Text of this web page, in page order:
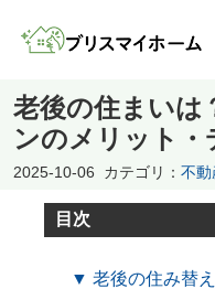
老後の住まいは
ンのメリット
2025-10-06 カテゴリ： 不動
目次
▼ 老後の住み替